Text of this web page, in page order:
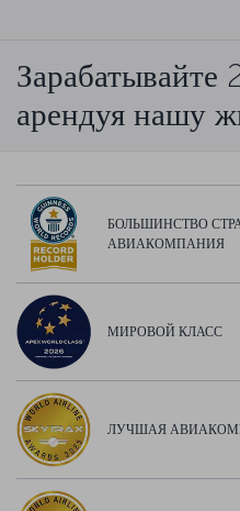
Зарабатывайте
арендуя нашу
БОЛЬШИНСТВО
АВИАКОМПАНИЯ
МИРОВОЙ КЛАСС
ЛУЧШАЯ